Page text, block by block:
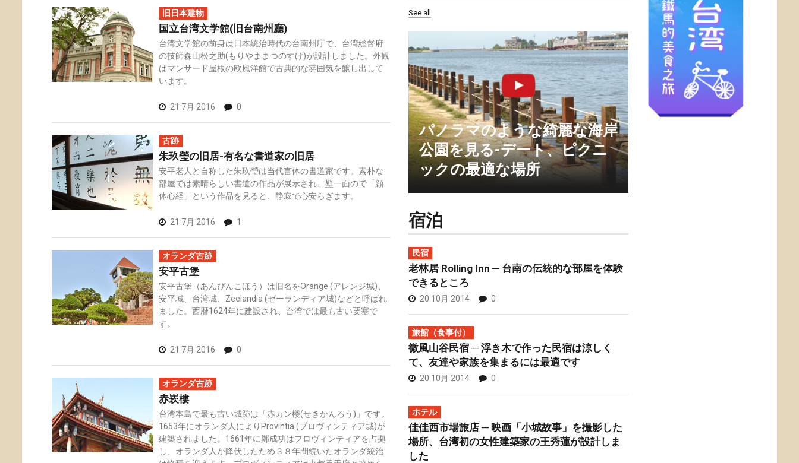
See all
旧日本建物
国立台湾文学館(旧台南州廳)
台湾文学館の前身は日本統治時代の台南州庁で、台湾総督府
の技師森山松之助(もりやままつのすけ)が設計しました。外観
はマンサード屋根の欧風洋館で古典的な雰囲気を醸し出して
います。
21 7月 2016 0
古跡
朱玖瑩の旧居-有名な書道家の旧居
安平老人と自称した朱玖瑩は当代言体の書道家です。素朴な
部屋では素晴らしい書道の作品が展示され、壁一面ので「顔
体心経」という作品を見ると、静寂で心安らぎます。
21 7月 2016 1
オランダ古跡
安平古堡
安平古堡（あんぴんこほう）は旧名をOrange (アレンジ城)、
安平城、台湾城、Zeelandia (ゼーランディア城)などと呼ばれ
ました。西暦1624年に建設され、台湾では最も古い要塞で
す。
21 7月 2016 0
オランダ古跡
赤崁樓
台湾本島で最も古い城跡は「赤カン楼(せきかんろう)」です。
1653年にオランダ人によりProvintia (プロヴィンティア城)が
建築されました。1661年に鄭成功はプロヴィンティアを占拠
し、オランダ人が降伏したため３８年間続いたオランダ統治
パノラマのような綺麗な海岸
公園を見る-デート、ピクニ
ックの最適な場所
宿泊
民宿
老林居 Rolling Inn ─ 台南の伝統的な部屋を体験
できるところ
20 10月 2014 0
旅館（食事付）
微風山谷民宿 ─ 浮き木で作った民宿は涼しく
て、友達や家族を集まるには最適です
20 10月 2014 0
ホテル
佳佳西市場旅店 ─ 映画「小城故事」を撮影した
場所、台湾初の女性建築家の王秀蓮が設計しま
した